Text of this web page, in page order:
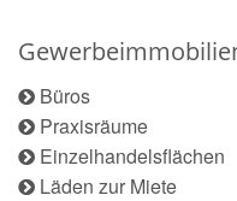
Büros
Praxisräume
Einzelhandelsflächen
Läden zur Miete